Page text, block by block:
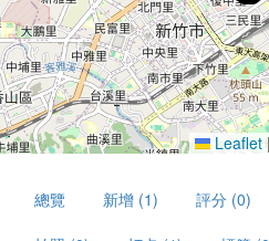
Leaflet |
總覽 新增 (1) 評分 (0)